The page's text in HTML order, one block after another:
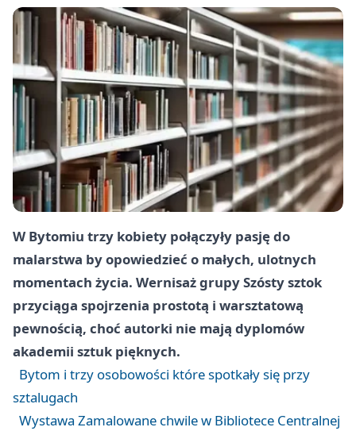
W Bytomiu trzy kobiety połączyły pasję do
malarstwa by opowiedzieć o małych, ulotnych
momentach życia. Wernisaż grupy Szósty sztok
przyciąga spojrzenia prostotą i warsztatową
pewnością, choć autorki nie mają dyplomów
akademii sztuk pięknych.
Bytom i trzy osobowości które spotkały się przy
sztalugach
Wystawa Zamalowane chwile w Bibliotece Centralnej